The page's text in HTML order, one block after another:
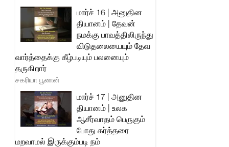
மார்ச் 16 | அனுதின
தியானம் | தேவன்
நமக்கு பாவத்திலிருந்து
விடுதலையையும் தேவ
வார்த்தைக்கு கீழ்படியும் பலனையும்
தருகிறார்
சகரியா பூணன்
மார்ச் 17 | அனுதின
தியானம் | உலக
ஆசீர்வாதம் பெருகும்
போது கர்த்தரை
மறவாமல் இருக்கும்படி நம்